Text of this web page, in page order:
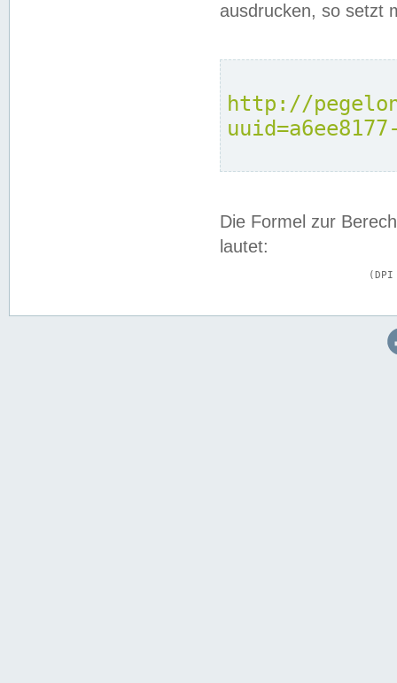
ausdrucken, so setzt
http://
Die Formel zur
lautet: